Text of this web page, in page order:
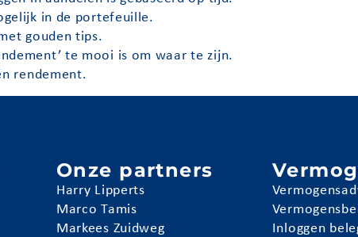
in de portefeuille.
gouden tips.
te mooi is om waar te zijn.
rendement.
Onze partners
Harry Lipperts
Marco Tamis
Markees Zuidweg
Inloggen